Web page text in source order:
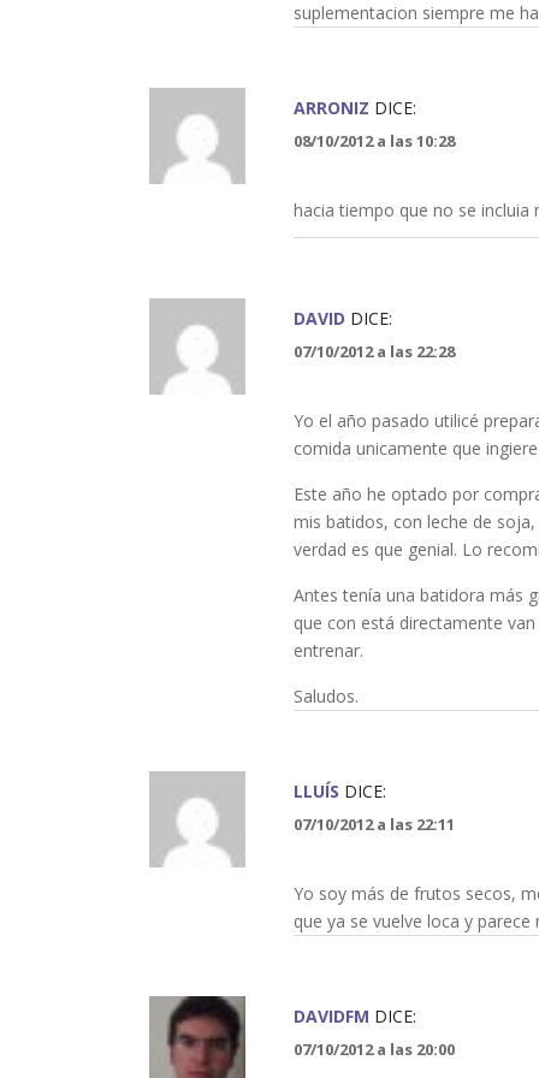
suplementacion siempre me
ARRONIZ DICE:
08/10/2012 a las 10:28
hacia tiempo que no se
DAVID DICE:
07/10/2012 a las 22:28
Yo el año pasado utilicé
comida unicamente que
Este año he optado por
mis batidos, con leche de
verdad es que genial. Lo
Antes tenía una batidora más
que con está directamente
entrenar.
Saludos.
LLUÍS DICE:
07/10/2012 a las 22:11
Yo soy más de frutos secos,
que ya se vuelve loca y
DAVIDFM DICE:
07/10/2012 a las 20:00